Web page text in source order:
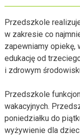
Przedszkole
w zakresie co
zapewniamy opiekę,
edukację od
i zdrowym
Przedszkole
wakacyjnych.
poniedziałku do
wyżywienie dla